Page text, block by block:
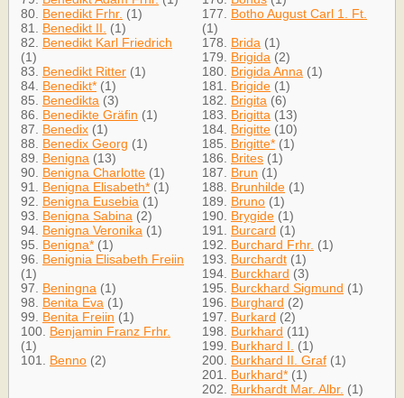
80. Benedikt Frhr. (1)
81. Benedikt II.
(1)
82. Benedikt Karl Friedrich
(1)
83. Benedikt Ritter (1)
84. Benedikt* (1)
85. Benedikta (3)
86. Benedikte Gräfin (1)
87. Benedix (1)
88. Benedix Georg (1)
89. Benigna (13)
90. Benigna Charlotte (1)
91. Benigna Elisabeth* (1)
92. Benigna Eusebia (1)
93. Benigna Sabina (2)
94. Benigna Veronika (1)
95. Benigna* (1)
96. Benignia Elisabeth Freiin
(1)
97. Beningna (1)
98. Benita Eva (1)
99. Benita Freiin (1)
100. Benjamin Franz Frhr.
(1)
101. Benno (2)
177. Botho August Carl 1. Ft.
(1)
178. Brida (1)
179. Brigida (2)
180. Brigida Anna (1)
181. Brigide (1)
182. Brigita (6)
183. Brigitta (13)
184. Brigitte (10)
185. Brigitte* (1)
186. Brites (1)
187. Brun (1)
188. Brunhilde (1)
189. Bruno (1)
190. Brygide (1)
191. Burcard (1)
192. Burchard Frhr. (1)
193. Burchardt (1)
194. Burckhard (3)
195. Burckhard Sigmund (1)
196. Burghard (2)
197. Burkard (2)
198. Burkhard (11)
199. Burkhard I.
(1)
200. Burkhard II. Graf (1)
201. Burkhard* (1)
202. Burkhardt Mar. Albr. (1)